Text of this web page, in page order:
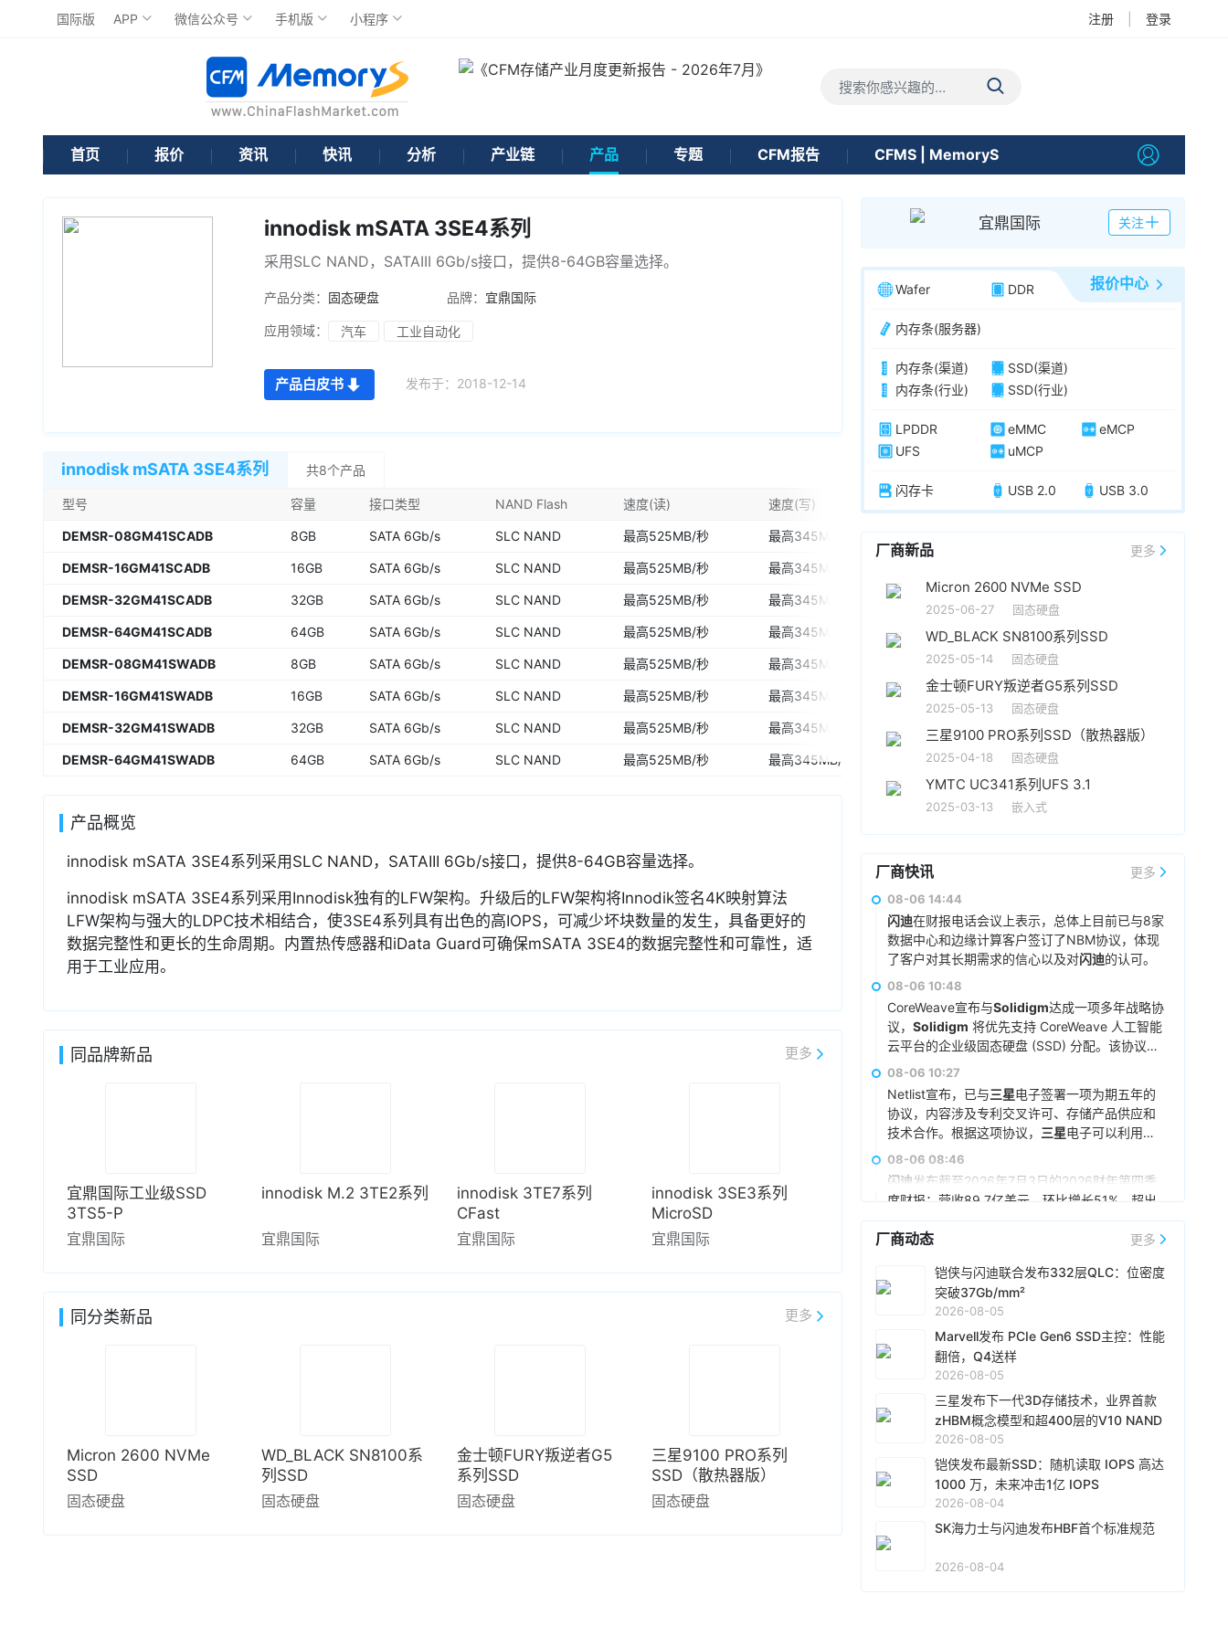
国际版 APP 微信公众号 手机版 小程序 注册 登录
首页 报价 资讯 快讯 分析 产业链 产品 专题 CFM报告 CFMS | MemoryS
innodisk mSATA 3SE4系列
采用SLC NAND，SATAIII 6Gb/s接口，提供8-64GB容量选择。
产品分类： 固态硬盘 品牌： 宜鼎国际
应用领域： 汽车 工业自动化
产品白皮书 发布于： 2018-12-14
innodisk mSATA 3SE4系列 共8个产品
型号 容量 接口类型 NAND Flash 速度(读) 速度(写)
DEMSR-08GM41SCADB 8GB SATA 6Gb/s SLC NAND 最高525MB/秒 最高345MB/秒 最高32K IOPS 最高29K IOPS
DEMSR-16GM41SCADB 16GB SATA 6Gb/s SLC NAND 最高525MB/秒 最高345MB/秒
DEMSR-32GM41SCADB 32GB SATA 6Gb/s SLC NAND 最高525MB/秒 最高345MB/秒
DEMSR-64GM41SCADB 64GB SATA 6Gb/s SLC NAND 最高525MB/秒 最高345MB/秒 最高32K IOPS 最高29K IOPS
DEMSR-08GM41SWADB 8GB SATA 6Gb/s SLC NAND 最高525MB/秒 最高345MB/秒 最高32K IOPS 最高29K IOPS
DEMSR-16GM41SWADB 16GB SATA 6Gb/s SLC NAND 最高525MB/秒 最高345MB/秒 最高32K IOPS 最高29K IOPS
DEMSR-32GM41SWADB 32GB SATA 6Gb/s SLC NAND 最高525MB/秒 最高345MB/秒 最高32K IOPS 最高29K IOPS
DEMSR-64GM41SWADB 64GB SATA 6Gb/s SLC NAND 最高525MB/秒 最高345MB/秒 最高32K IOPS 最高29K IOPS
产品概览
innodisk mSATA 3SE4系列采用SLC NAND，SATAIII 6Gb/s接口，提供8-64GB容量选择。
innodisk mSATA 3SE4系列采用Innodisk独有的LFW架构。升级后的LFW架构将Innodik签名4K映射算法
LFW架构与强大的LDPC技术相结合，使3SE4系列具有出色的高IOPS，可减少坏块数量的发生，具备更好的
数据完整性和更长的生命周期。内置热传感器和iData Guard可确保mSATA 3SE4的数据完整性和可靠性，适
用于工业应用。
同品牌新品 更多
宜鼎国际工业级SSD
3TS5-P
宜鼎国际
innodisk M.2 3TE2系列
宜鼎国际
innodisk 3TE7系列
CFast
宜鼎国际
innodisk 3SE3系列
MicroSD
宜鼎国际
同分类新品 更多
Micron 2600 NVMe
SSD
固态硬盘
WD_BLACK SN8100系
列SSD
固态硬盘
金士顿FURY叛逆者G5
系列SSD
固态硬盘
三星9100 PRO系列
SSD（散热器版）
固态硬盘
宜鼎国际 关注
报价中心
Wafer DDR
内存条(服务器)
内存条(渠道)
SSD(渠道)
内存条(行业)
SSD(行业)
LPDDR eMMC
eMCP
UFS
uMCP
闪存卡 USB 2.0 USB 3.0
厂商新品 更多
Micron 2600 NVMe SSD
2025-06-27 固态硬盘
WD_BLACK SN8100系列SSD
2025-05-14 固态硬盘
金士顿FURY叛逆者G5系列SSD
2025-05-13 固态硬盘
三星9100 PRO系列SSD（散热器版）
2025-04-18 固态硬盘
YMTC UC341系列UFS 3.1
2025-03-13 嵌入式
厂商快讯 更多
08-06 14:44
闪迪在财报电话会议上表示，总体上目前已与8家
数据中心和边缘计算客户签订了NBM协议，体现
了客户对其长期需求的信心以及对闪迪的认可。
预计到2027财年（2026年7月-2027年6月），
上，到2028财年（2027年7月-2028年6月）占
比将达到约三分之二。
具体来看，NBM协议的期限各不相同，最长可达
五年，加权平均期限超过四年。协议定价同时包
含固定和浮动价格部分，其中浮动部分设有价格
下限和上限。按价格下限计算，所有已签协议的
最低预期收入合计为939亿美元，实际收入将高
08-06 10:48
CoreWeave宣布与Solidigm达成一项多年战略协
议， Solidigm 将优先支持 CoreWeave 人工智能
云平台的企业级固态硬盘 (SSD) 分配。该协议扩
展了 CoreWeave 的人工智能集成方案，有助于
求的增长而扩展。
08-06 10:27
Netlist宣布，已与三星电子签署一项为期五年的
协议，内容涉及专利交叉许可、存储产品供应和
技术合作。根据这项协议， 三星电子可以利用
Netlist的全部专利组合，包括服务器双列直插式
Netlist支付2.39 亿美元预付授权费，以及从今年
第三季度到 2031 年第二季度的 20 个季度（5
年）内，每季度支付最高 3290 万美元的季度许
可费，该费用与三星 电子收入挂钩。
08-06 08:46
闪迪发布截至2026年7月3日的2026财年第四季
度财报：营收89.7亿美元，环比增长51%，超出
指引上限。环比业绩增长中约三分之一来自出货
量的增加，三分之二来自产品价格的上涨。非
今年4月财报电话会议上宣布签署5份新业务模式
（NBM）协议后，闪迪在本财季又签署了5份新
协议，其中包括3份与新客户的NBM协议，以及2
份对现有协议的扩展。本财季预计营收103.0亿美
元-108.0亿美元，闪迪
08-05 18:51
据韩媒报道，SK 海力士全资子公司Solidigm正
推进上市前融资项目，为在纳斯达克 IPO 做前期
准备。报道称，Solidigm
韩元的资金。现已选定摩根士丹利和高盛作为主
承销商，并正向全球另类资产管理公司及海外主
权财富基金等机构探询投资意向。
08-05 15:49
南亚科技公告2026年7月营收438.68亿元（新台
币，下同），环比增长49.27%，同比大增
719.61%。累计1-7月营收为1755.04亿元，同比
增长660.87%。
08-05 14:51
公布专为服务器人工智能存储打造的
Bravera SC6 (MV-SF1410) PCIe Gen6 SSD控
制器芯片，该产品预计将于今年第四季度开始送
样。Bravera SC6 主控旨在显著提升 AI 推理的存
存（HBM）迁移至 SSD，从而有效提高整体基础
08-05 14:50
与闪迪联合宣布，正式推出其新一代QLC 3D
闪存技术。相较于上一代（第八代）产品，位密
度实现高达60%的提升，突破37Gb/mm²，接口
08-05 09:41
厂商动态 更多
铠侠与闪迪联合发布332层QLC：位密度
突破37Gb/mm²
2026-08-05
Marvell发布 PCIe Gen6 SSD主控：性能
翻倍，Q4送样
2026-08-05
三星发布下一代3D存储技术，业界首款
zHBM概念模型和超400层的V10 NAND
亮相
2026-08-05
铠侠发布最新SSD：随机读取 IOPS 高达
1000 万，未来冲击1亿 IOPS
2026-08-04
SK海力士与闪迪发布HBF首个标准规范
2026-08-04